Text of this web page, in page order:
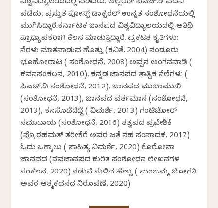
ವಿಶ್ವವಿದ್ಯಾಲಯದಲ್ಲಿ ಪಡೆದರು. ಅಲ್ಲಿಯೇ ಪಿಎಚ್.ಡಿ ಪದವಿ
ಪಡೆದು, ಪ್ರಸ್ತುತ ಪೋಸ್ಟ್ ಡಾಕ್ಟರಲ್ ಉನ್ನತ ಸಂಶೋಧನೆಯಲ್ಲಿ
ಮುಗಿಸಿದ್ದಾರೆ.ಕರ್ನಾಟಕ ಜಾನಪದ ವಿಶ್ವವಿದ್ಯಾಲಯದಲ್ಲಿ ಅತಿಥಿ
ಪ್ರಾಧ್ಯಾಪಕರಾಗಿ ಕೆಲಸ ಮಾಡುತ್ತಿದ್ದಾರೆ. ಪ್ರಕಟಿತ ಕೃತಿಗಳು:
ನೆರಳು ಮಾತನಾಡುವ ಹೊತ್ತು (ಕವಿತೆ, 2004) ಸಂಡೂರು
ಭೂಹೋರಾಟ ( ಸಂಶೋಧನೆ, 2008) ಅವ್ವನ ಅಂಗನವಾಡಿ (
ಕವನಸಂಕಲನ, 2010), ಕನ್ನಡ ಜಾನಪದ ತಾತ್ವಿಕ ನೆಲೆಗಳು (
ಪಿಎಚ್.ಡಿ ಸಂಶೋಧನೆ, 2012), ಜಾನಪದ ಮುಖಾಮುಖಿ
(ಸಂಶೋಧನೆ, 2013), ಜಾನಪದ ವರ್ತಮಾನ (ಸಂಶೋಧನೆ,
2013), ಕನಸೊಡೆದೆದ್ದೆ ( ವಿಮರ್ಶೆ, 2013) ಗಂಟಿಚೋರ್
ಸಮುದಾಯ (ಸಂಶೋಧನೆ, 2016) ತತ್ವಪದ ಪ್ರವೇಶಿಕೆ
(ಪ್ರೊ.ರಹಮತ್ ತರೀಕೆರೆ ಅವರ ಜತೆ ಸಹ ಸಂಪಾದಕ, 2017)
ಓದು ಒಕ್ಕಾಲು ( ಸಾಹಿತ್ಯ ವಿಮರ್ಶೆ, 2020) ಕೊರೋನಾ
ಜಾನಪದ (ನವಜಾನಪದ ಕುರಿತ ಸಂಶೋಧನ ಲೇಖನಗಳ
ಸಂಕಲನ, 2020) ನಡುವೆ ಸುಳಿವ ಹೆಣ್ಣು ( ಮಂಜಮ್ಮ ಜೋಗತಿ
ಅವರ ಆತ್ಮಕಥನದ ನಿರೂಪಣೆ, 2020)